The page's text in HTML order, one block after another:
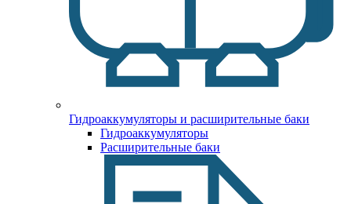
Гидроаккумуляторы и расширительные баки
Гидроаккумуляторы
Расширительные баки